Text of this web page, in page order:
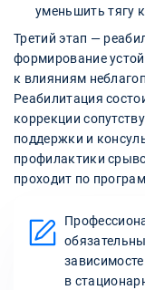
уменьшить тягу
Третий этап —
формирование
к влияниям
Реабилитация
коррекции
поддержки и
профилактики
проходит по
в